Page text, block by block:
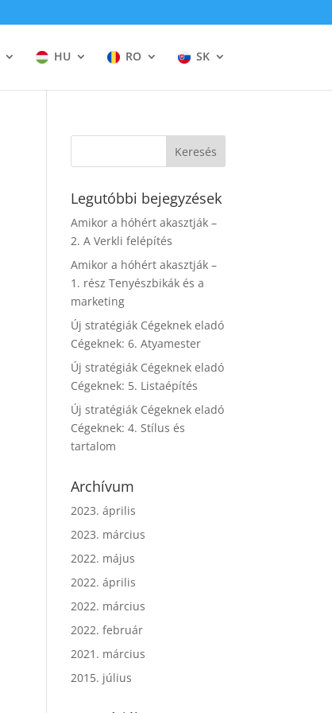
HU RO SK
Legutóbbi bejegyzések
Amikor a hóhért akasztják –
2. A Verkli felépítés
Amikor a hóhért akasztják –
1. rész Tenyészbikák és a
marketing
Új stratégiák Cégeknek eladó
Cégeknek: 6. Atyamester
Új stratégiák Cégeknek eladó
Cégeknek: 5. Listaépítés
Új stratégiák Cégeknek eladó
Cégeknek: 4. Stílus és
tartalom
Archívum
2023. április
2023. március
2022. május
2022. április
2022. március
2022. február
2021. március
2015. július